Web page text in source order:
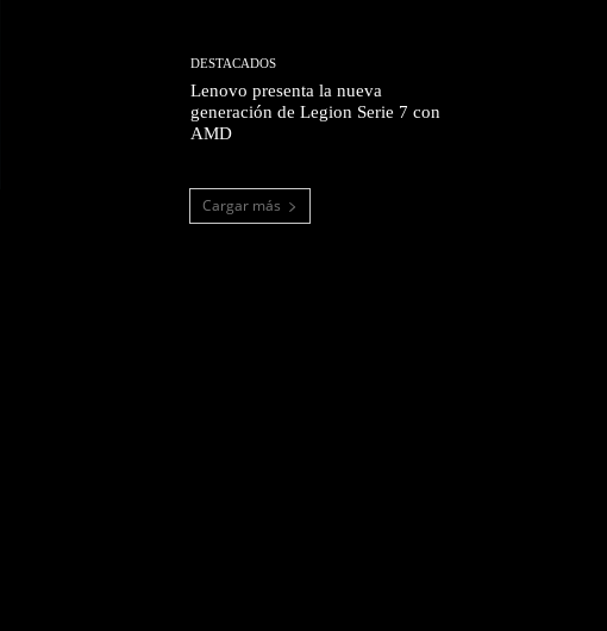
DESTACADOS
Lenovo presenta la nueva
generación de Legion Serie 7 con
AMD
Cargar más